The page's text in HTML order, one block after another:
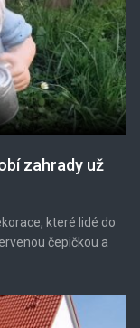
zahrady už
které lidé do
čepičkou a